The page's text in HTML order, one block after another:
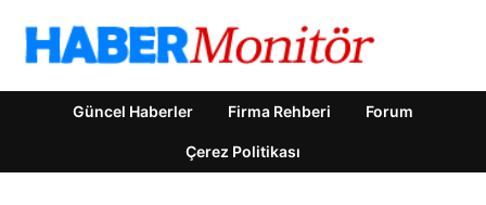
Güncel Haberler Firma Rehberi Forum
Çerez Politikası